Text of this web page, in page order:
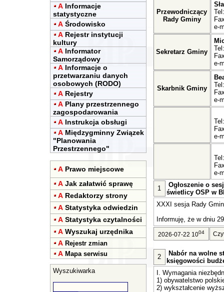
A Informacje
statystyczne
A Środowisko
A Rejestr instytucji
kultury
A Informator
Samorządowy
A Informacje o
przetwarzaniu danych
osobowych (RODO)
A Rejestry
A Plany przestrzennego
zagospodarowania
A Instrukcja obsługi
A Międzygminny Związek
"Planowania
Przestrzennego"
A Prawo miejscowe
A Jak załatwić sprawę
A Redaktorzy strony
A Statystyka odwiedzin
A Statystyka czytalności
A Wyszukaj urzędnika
A Rejestr zmian
A Mapa serwisu
Wyszukiwarka
Przewodniczący
Rady Gminy
e-
Sekretarz Gminy
e-
Skarbnik Gminy
e-
Tel:
e-
Tel:
e-
1
Ogłoszenie o
świetlicy OSP w
XXXI sesja Rady
Informuję, że w dniu
2026-07-22 1004
2
Nabór na wolne
księgowości
I. Wymagania
1) obywatelstwo
2) wykształcenie